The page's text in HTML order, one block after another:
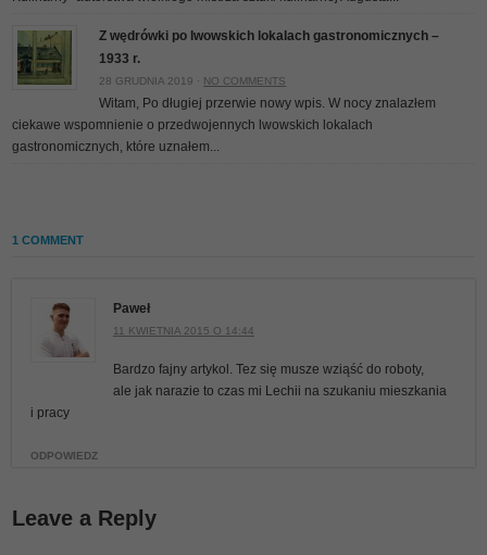
Z wędrówki po lwowskich lokalach gastronomicznych –
1933 r.
28 GRUDNIA 2019 · NO COMMENTS
Witam, Po długiej przerwie nowy wpis. W nocy znalazłem
ciekawe wspomnienie o przedwojennych lwowskich lokalach
gastronomicznych, które uznałem...
1 COMMENT
Paweł
11 KWIETNIA 2015 O 14:44
Bardzo fajny artykol. Tez się musze wziąść do roboty,
ale jak narazie to czas mi Lechii na szukaniu mieszkania
i pracy
ODPOWIEDZ
Leave a Reply